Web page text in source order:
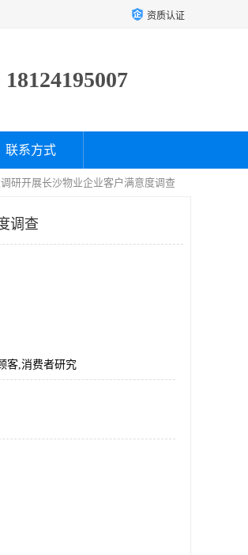
资质认证
18124195007
联系方式
研开展长沙物业企业客户满意度调查
调查
客,消费者研究